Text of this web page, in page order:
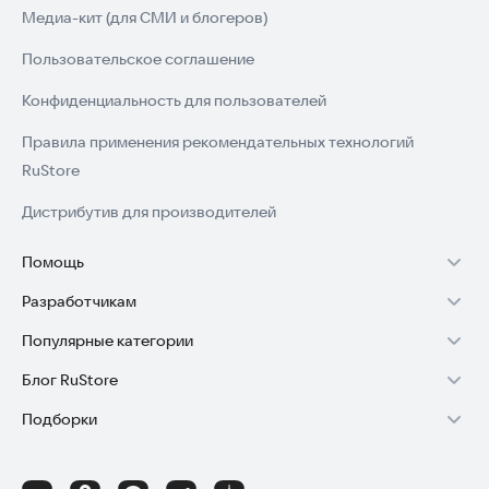
взрывом сексуального удовольствия от матч-3! Попробуйте
игру уже сегодня.
Медиа-кит (для СМИ и блогеров)
Пользовательское соглашение
Конфиденциальность для пользователей
Правила применения рекомендательных технологий
RuStore
Дистрибутив для производителей
Помощь
Установка RuStore на TV
Установка RuStore на телефон
Установка RuStore в машину
Помощь пользователям RuStore
Разработчикам
Зарабатывать с RuStore
Стать разработчиком
Доступ к RuStore Консоль
Популярные категории
Игры для Android
Приложения банков
Блог RuStore
Обзоры игр для Android 2025
Подборки